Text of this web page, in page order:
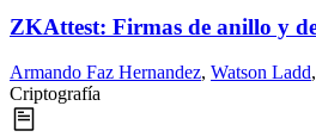
ZKAttest: Firmas de anillo y
Armando Faz Hernandez, Watson Ladd,
Criptografía